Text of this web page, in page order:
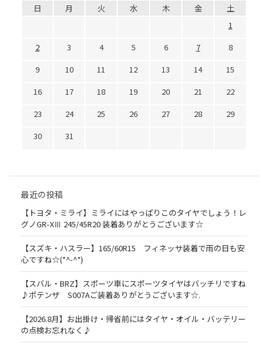
日 月 火 水 木 金
土
1
2
3 4 5 6 7
8
9
10 11 12 13 14
15
16
17 18 19 20 21
22
23
24 25 26 27 28
29
30
31
最近の投稿
【トヨタ・ミライ】ミライにはやっぱりこのタイヤでしょう！レ
グノGR-XⅢ 245/45R20 装着ありがとうございます☆
【スズキ・ハスラー】165/60R15 フィネッサ装着で雨の日も安
心ですね☆(*^-^*)
【スバル・BRZ】スポーツ車にスポーツタイヤはバッチリですね
♪ポテンザ S007Aご装着ありがとうございます☆.
【2026.8月】お出掛け・帰省前にはタイヤ・オイル・バッテリー
の点検お忘れなく♪